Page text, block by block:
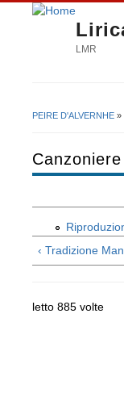
LMR
PEIRE D'ALVERNHE »
Canzoniere
‹ Tradizione
letto 885 volte